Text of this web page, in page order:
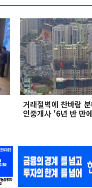
거래절벽에 찬바람
인중개사 '6년 반 만